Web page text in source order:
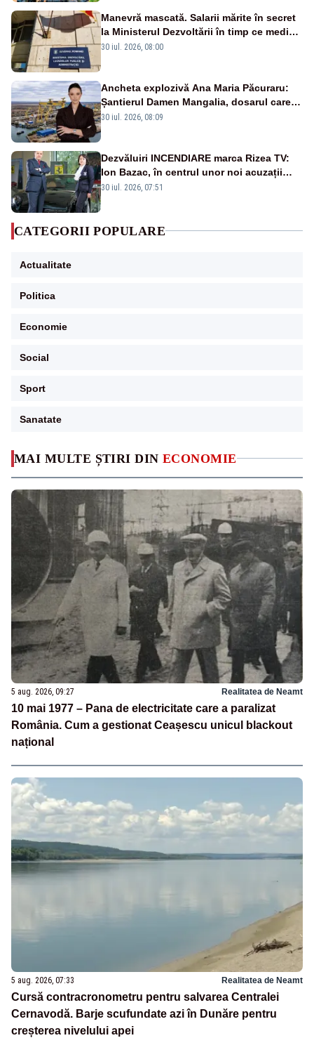
MAI MULTE ȘTIRI DIN ECONOMIE
5 aug. 2026, 09:27 Realitatea de Neamt
10 mai 1977 – Pana de electricitate care a paralizat
România. Cum a gestionat Ceașescu unicul blackout
național
5 aug. 2026, 07:33 Realitatea de Neamt
Cursă contracronometru pentru salvarea Centralei
Cernavodă. Barje scufundate azi în Dunăre pentru
creșterea nivelului apei
Manevră mascată. Salarii mărite în secret
la Ministerul Dezvoltării în timp ce medicii
ies în stradă
30 iul. 2026, 08:00
Ancheta explozivă Ana Maria Păcuraru:
Șantierul Damen Mangalia, dosarul care
scufundă apărarea României
30 iul. 2026, 08:09
Dezvăluiri INCENDIARE marca Rizea TV:
Ion Bazac, în centrul unor noi acuzații
publice
30 iul. 2026, 07:51
CATEGORII POPULARE
Actualitate
Politica
Economie
Social
Sport
Sanatate